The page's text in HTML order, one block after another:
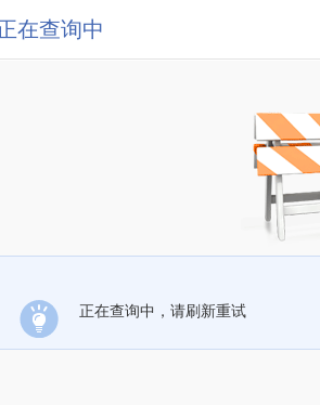
在查询中
正在查询中，请刷新重试